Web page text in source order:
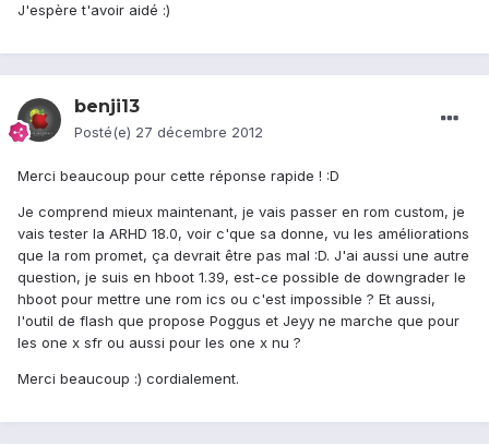
J'espère t'avoir aidé :)
benji13
Posté(e) 27 décembre 2012
Merci beaucoup pour cette réponse rapide ! :D
Je comprend mieux maintenant, je vais passer en rom custom, je
vais tester la ARHD 18.0, voir c'que sa donne, vu les améliorations
que la rom promet, ça devrait être pas mal :D. J'ai aussi une autre
question, je suis en hboot 1.39, est-ce possible de downgrader le
hboot pour mettre une rom ics ou c'est impossible ? Et aussi,
l'outil de flash que propose Poggus et Jeyy ne marche que pour
les one x sfr ou aussi pour les one x nu ?
Merci beaucoup :) cordialement.